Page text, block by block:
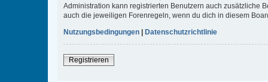
Administration kann registrierten Benutzern auch zusätzliche
auch die jeweiligen Forenregeln, wenn du dich in diesem
Nutzungsbedingungen | Datenschutzrichtlinie
Registrieren